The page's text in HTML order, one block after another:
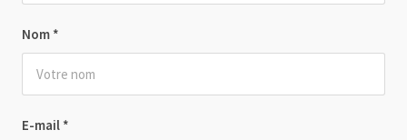
Nom *
E-mail *